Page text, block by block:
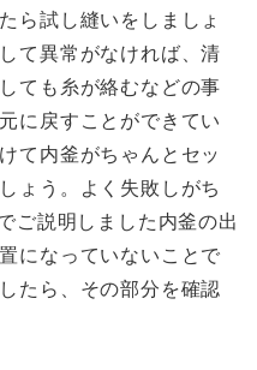
ら試し縫いをしましょ
て異常がなければ、清
ても糸が絡むなどの事
に戻すことができてい
て内釜がちゃんとセッ
ょう。よく失敗しがち
ご説明しました内釜の出
になっていないことで
たら、その部分を確認